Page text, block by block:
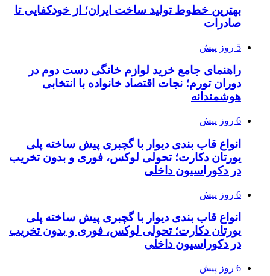
بهترین خطوط تولید ساخت ایران؛ از خودکفایی تا
صادرات
5 روز پیش
راهنمای جامع خرید لوازم خانگی دست دوم در
دوران تورم؛ نجات اقتصاد خانواده با انتخابی
هوشمندانه
6 روز پیش
انواع قاب بندی دیوار با گچبری پیش ساخته پلی
یورتان دکارت؛ تحولی لوکس، فوری و بدون تخریب
در دکوراسیون داخلی
6 روز پیش
انواع قاب بندی دیوار با گچبری پیش ساخته پلی
یورتان دکارت؛ تحولی لوکس، فوری و بدون تخریب
در دکوراسیون داخلی
6 روز پیش